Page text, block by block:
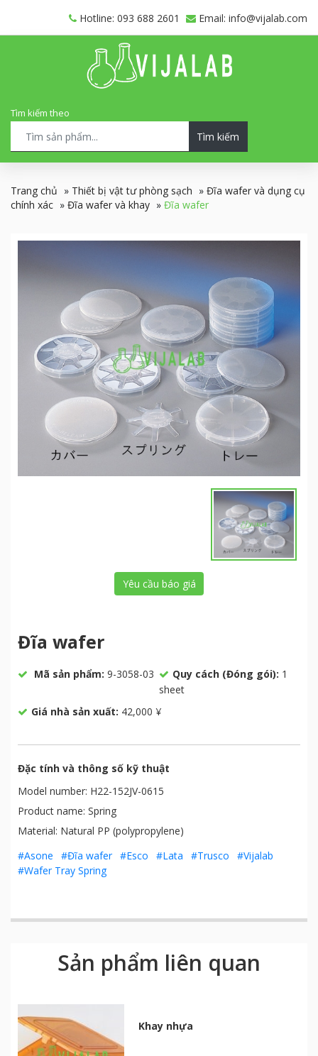
Hotline: 093 688 2601 Email: info@vijalab.com
Tìm kiếm theo
Tìm kiếm
Trang chủ » Thiết bị vật tư phòng sạch » Đĩa wafer và dụng cụ
chính xác » Đĩa wafer và khay » Đĩa wafer
Yêu cầu báo giá
Đĩa wafer
Mã sản phẩm: 9-3058-03 Quy cách (Đóng gói): 1
sheet
Giá nhà sản xuất: 42,000 ¥
Đặc tính và thông số kỹ thuật
Model number: H22-152JV-0615
Product name: Spring
Material: Natural PP (polypropylene)
#Asone
#Đĩa wafer #Esco #Lata #Trusco
#Vijalab
#Wafer Tray Spring
Sản phẩm liên quan
Khay nhựa